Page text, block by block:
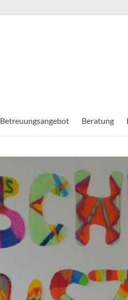
Betreuungsangebot Beratung